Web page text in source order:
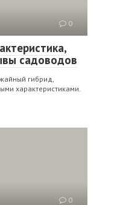
0
садоводов
гибрид,
характеристиками.
0